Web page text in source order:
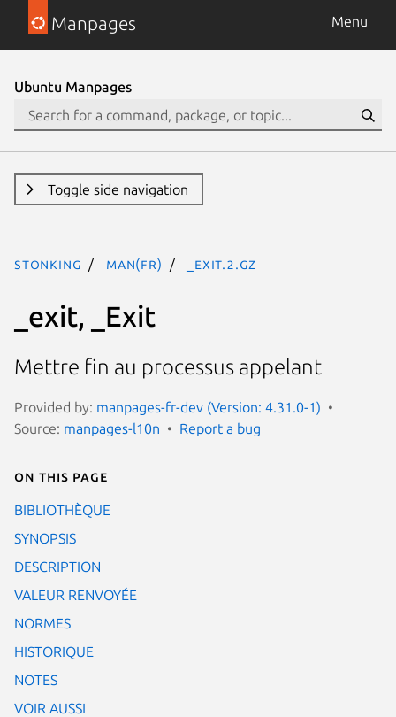
Manpages Menu
Ubuntu Manpages
Toggle side navigation
stonking man(fr) _exit.2.gz
_exit, _Exit
Mettre fin au processus appelant
Provided by: manpages-fr-dev (Version: 4.31.0-1)
Source: manpages-l10n Report a bug
On this page
BIBLIOTHÈQUE
SYNOPSIS
DESCRIPTION
VALEUR RENVOYÉE
NORMES
HISTORIQUE
NOTES
VOIR AUSSI